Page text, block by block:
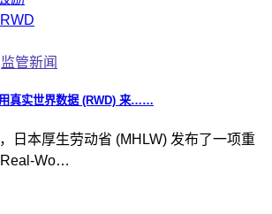
监管新闻
真实世界数据 (RWD) 来……
日本厚生劳动省 (MHLW) 发布了一项重
Wo…